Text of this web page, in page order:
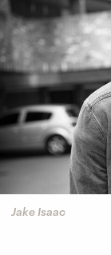
Jake Isaac